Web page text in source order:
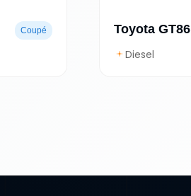
Coupé Toyota GT86
Diesel